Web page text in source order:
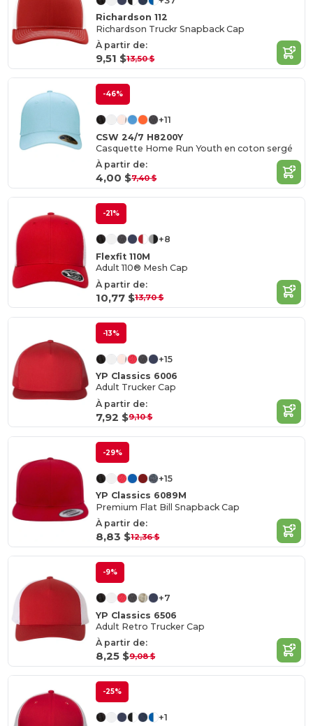
Richardson 112
Richardson Truckr Snapback Cap
À partir de:
9,51 $13,50 $
-46%
+11
CSW 24/7 H8200Y
Casquette Home Run Youth en coton sergé
À partir de:
4,00 $7,40 $
-21%
+8
Flexfit 110M
Adult 110® Mesh Cap
À partir de:
10,77 $13,70 $
-13%
+15
YP Classics 6006
Adult Trucker Cap
À partir de:
7,92 $9,10 $
-29%
+15
YP Classics 6089M
Premium Flat Bill Snapback Cap
À partir de:
8,83 $12,36 $
-9%
+7
YP Classics 6506
Adult Retro Trucker Cap
À partir de:
8,25 $9,08 $
-25%
+1